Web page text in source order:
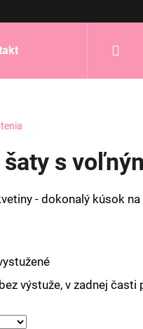
s
- dokonalý kúsok
výstuže, v zadnej časti